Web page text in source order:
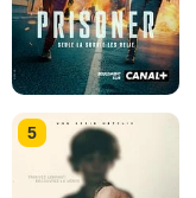
5